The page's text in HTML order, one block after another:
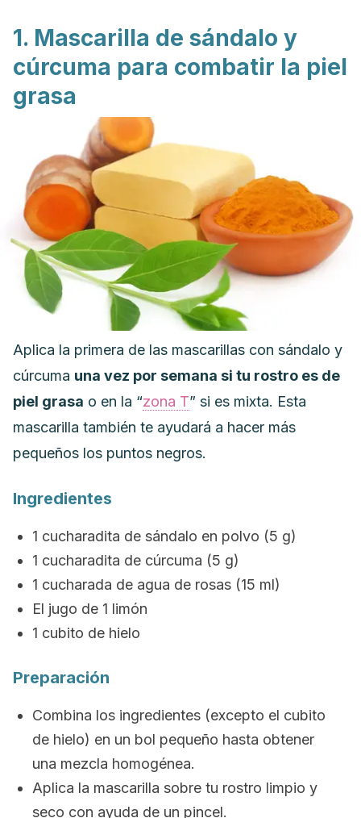
1. Mascarilla de sándalo y
cúrcuma para combatir la piel
grasa
Aplica la primera de las mascarillas con sándalo y
cúrcuma una vez por semana si tu rostro es de
piel grasa o en la “zona T” si es mixta. Esta
mascarilla también te ayudará a hacer más
pequeños los puntos negros.
Ingredientes
1 cucharadita de sándalo en polvo (5 g)
1 cucharadita de cúrcuma (5 g)
1 cucharada de agua de rosas (15 ml)
El jugo de 1 limón
1 cubito de hielo
Preparación
Combina los ingredientes (excepto el cubito
de hielo) en un bol pequeño hasta obtener
una mezcla homogénea.
Aplica la mascarilla sobre tu rostro limpio y
seco con ayuda de un pincel.